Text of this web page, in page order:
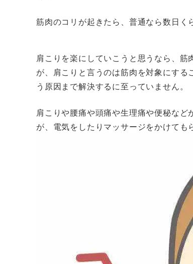
筋肉のコリが起きたら、普通なら数日く
肩こりを楽にしていこうと思うなら、
が、肩こりと言うのは筋肉を対象にす
う原因まで解決するに至っていません。
肩こりや腰痛や頭痛や生理痛や便秘な
が、電気をしたりマッサージをかけても